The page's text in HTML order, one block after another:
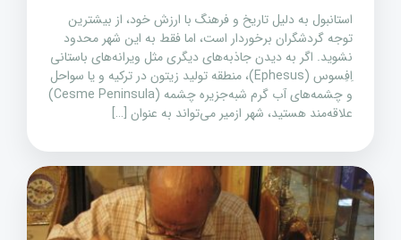
استانبول به دلیل تاریخ و فرهنگ با ارزش خود، از بیشترین
توجه گردشگران برخوردار است، اما فقط به این شهر محدود
نشوید. اگر به دیدن جاذبه‌های دیگری مثل ویرانه‌های باستانی
اِفِسوس (Ephesus)، منطقه تولید زیتون در ترکیه و یا سواحل
و چشمه‌های آب گرم شبه‌جزیره چشمه (Cesme Peninsula)
علاقه‌مند هستید، شهر ازمیر می‌تواند به عنوان […]